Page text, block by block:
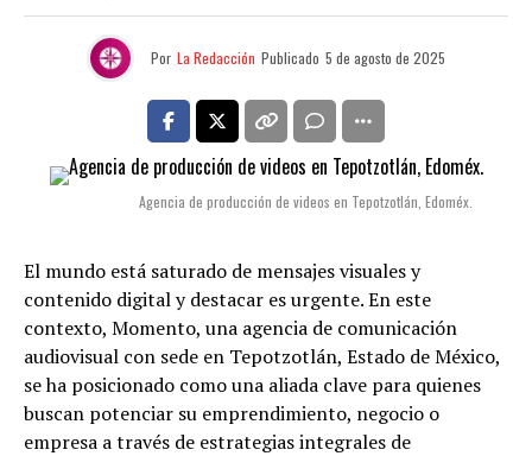
Por La Redacción Publicado 5 de agosto de 2025
Agencia de producción de videos en Tepotzotlán, Edoméx.
El mundo está saturado de mensajes visuales y
contenido digital y destacar es urgente. En este
contexto, Momento, una agencia de comunicación
audiovisual con sede en Tepotzotlán, Estado de México,
se ha posicionado como una aliada clave para quienes
buscan potenciar su emprendimiento, negocio o
empresa a través de estrategias integrales de